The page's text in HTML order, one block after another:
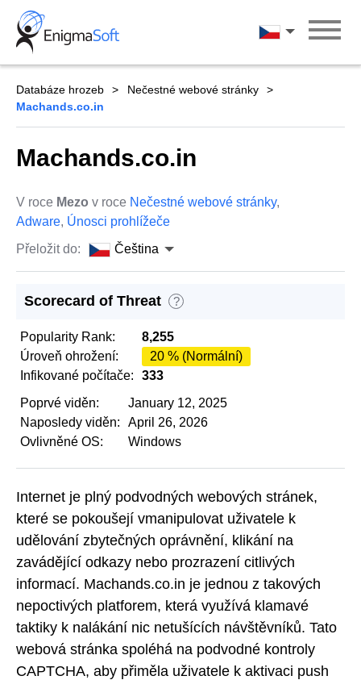
Skip
content
Čeština
Databáze hrozeb
Nečestné webové stránky
Machands.co.in
Machands.co.in
V roce Mezo v roce Nečestné webové stránky,
Adware, Únosci prohlížeče
Přeložit do:
Čeština
Scorecard of Threat ?
Popularity Rank:
8,255
Úroveň ohrožení:
20 % (Normální)
Infikované počítače:
333
Poprvé viděn:
January 12, 2025
Naposledy viděn:
April 26, 2026
Ovlivněné OS:
Windows
Internet je plný podvodných webových stránek,
které se pokoušejí vmanipulovat uživatele k
udělování zbytečných oprávnění, klikání na
zavádějící odkazy nebo prozrazení citlivých
informací. Machands.co.in je jednou z takových
nepoctivých platforem, která využívá klamavé
taktiky k nalákání nic netušících návštěvníků. Tato
webová stránka spoléhá na podvodné kontroly
CAPTCHA, aby přiměla uživatele k aktivaci push